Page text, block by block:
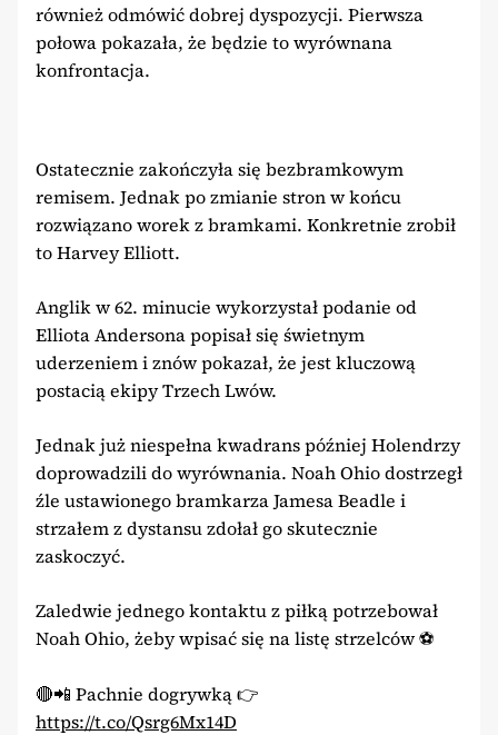
również odmówić dobrej dyspozycji. Pierwsza
połowa pokazała, że będzie to wyrównana
konfrontacja.
Ostatecznie zakończyła się bezbramkowym
remisem. Jednak po zmianie stron w końcu
rozwiązano worek z bramkami. Konkretnie zrobił
to Harvey Elliott.
Anglik w 62. minucie wykorzystał podanie od
Elliota Andersona popisał się świetnym
uderzeniem i znów pokazał, że jest kluczową
postacią ekipy Trzech Lwów.
Jednak już niespełna kwadrans później Holendrzy
doprowadzili do wyrównania. Noah Ohio dostrzegł
źle ustawionego bramkarza Jamesa Beadle i
strzałem z dystansu zdołał go skutecznie
zaskoczyć.
Zaledwie jednego kontaktu z piłką potrzebował
Noah Ohio, żeby wpisać się na listę strzelców ⚽
🔴📲 Pachnie dogrywką 👉
https://t.co/Qsrg6Mx14D